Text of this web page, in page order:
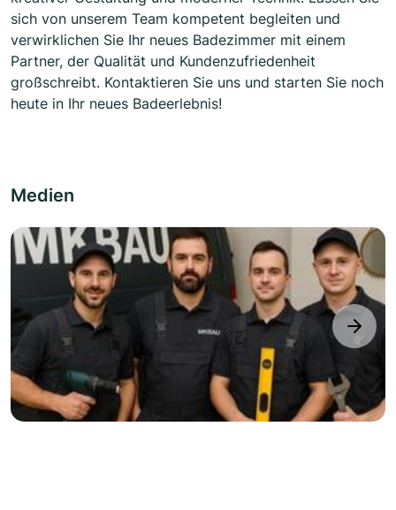
sich von unserem Team kompetent begleiten und
verwirklichen Sie Ihr neues Badezimmer mit einem
Partner, der Qualität und Kundenzufriedenheit
großschreibt. Kontaktieren Sie uns und starten Sie noch
heute in Ihr neues Badeerlebnis!
Medien
next